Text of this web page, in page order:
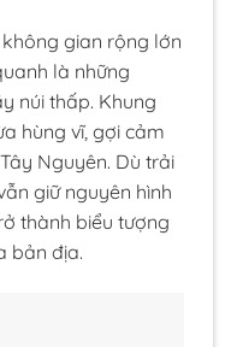
gian rộng lớn
là những
núi thấp. Khung
hùng vĩ, gợi cảm
Nguyên. Dù trải
giữ nguyên hình
thành biểu tượng
bản địa.